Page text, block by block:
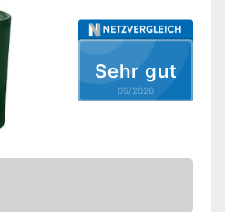
Sehr gut
05/2026